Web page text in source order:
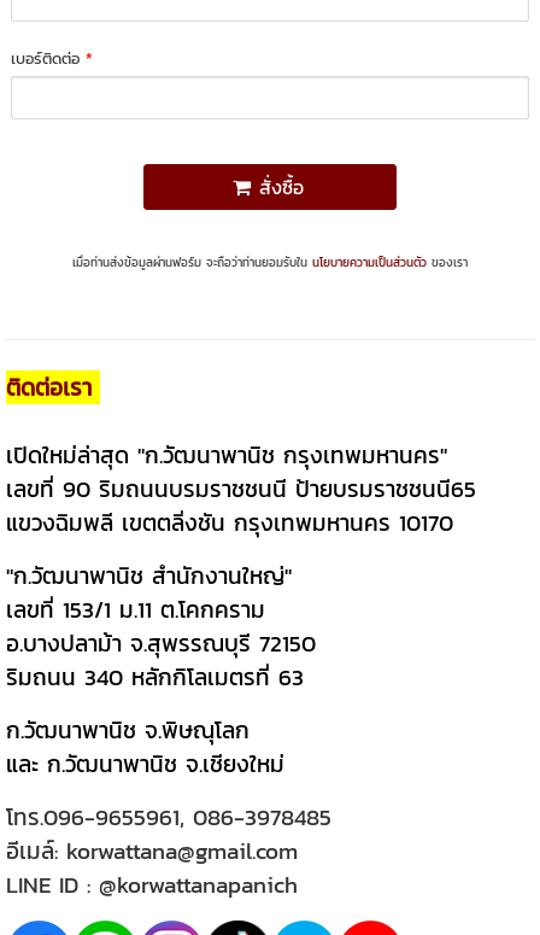
เบอร์ติดต่อ*
สั่งซื้อ
เมื่อท่านส่งข้อมูลผ่านฟอร์ม จะถือว่าท่านยอมรับใน นโยบายความเป็นส่วนตัว ของเรา
ติดต่อเรา
เปิดใหม่ล่าสุด "ก.วัฒนาพานิช กรุงเทพมหานคร"
เลขที่ 90 ริมถนนบรมราชชนนี ป้ายบรมราชชนนี65
แขวงฉิมพลี เขตตลิ่งชัน กรุงเทพมหานคร 10170
"ก.วัฒนาพานิช สำนักงานใหญ่"
เลขที่ 153/1 ม.11 ต.โคกคราม
อ.บางปลาม้า จ.สุพรรณบุรี 72150
ริมถนน 340 หลักกิโลเมตรที่ 63
ก.วัฒนาพานิช จ.พิษณุโลก
และ ก.วัฒนาพานิช จ.เชียงใหม่
โทร.096-9655961, 086-3978485
อีเมล์: korwattana@gmail.com
LINE ID : @korwattanapanich